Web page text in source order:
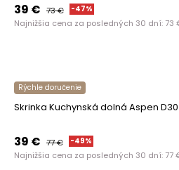
39 € 73€ -47%
Najnižšia cena za posledných 30 dní: 73
Rýchle doručenie
Skrinka Kuchynská dolná Aspen
39 € 77€ -49%
Najnižšia cena za posledných 30 dní: 77